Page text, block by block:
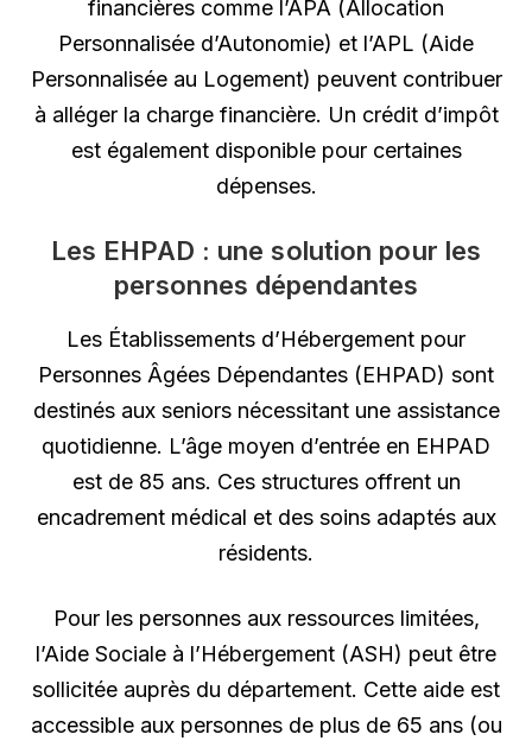
financières comme l’APA (Allocation
Personnalisée d’Autonomie) et l’APL (Aide
Personnalisée au Logement) peuvent contribuer
à alléger la charge financière. Un crédit d’impôt
est également disponible pour certaines
dépenses.
Les EHPAD : une solution pour les
personnes dépendantes
Les Établissements d’Hébergement pour
Personnes Âgées Dépendantes (EHPAD) sont
destinés aux seniors nécessitant une assistance
quotidienne. L’âge moyen d’entrée en EHPAD
est de 85 ans. Ces structures offrent un
encadrement médical et des soins adaptés aux
résidents.
Pour les personnes aux ressources limitées,
l’Aide Sociale à l’Hébergement (ASH) peut être
sollicitée auprès du département. Cette aide est
accessible aux personnes de plus de 65 ans (ou